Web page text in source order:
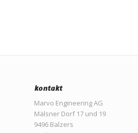
kontakt
Marvo Engineering AG
Mälsner Dorf 17 und 19
9496 Balzers